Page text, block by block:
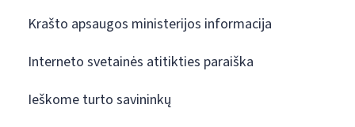
Krašto apsaugos ministerijos informacija
Interneto svetainės atitikties paraiška
Ieškome turto savininkų